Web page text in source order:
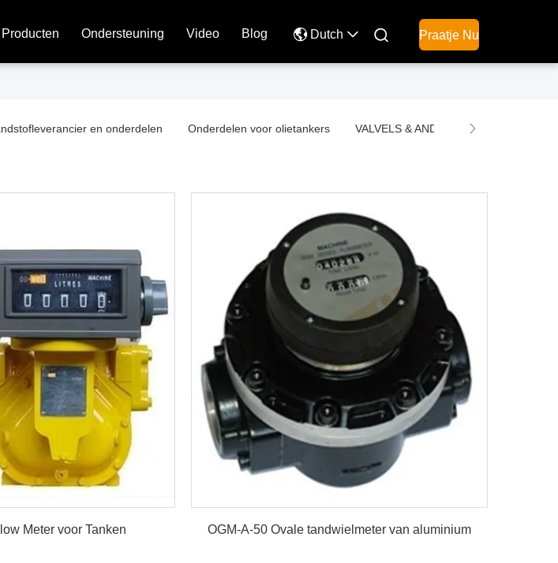
Producten Ondersteuning Video Blog Dutch  Praatje Nu
en onderdelen Onderdelen voor olietankers VALVELS & ANDER
Meter voor Tanken OGM-A-50 Ovale tandwielmeter van aluminium